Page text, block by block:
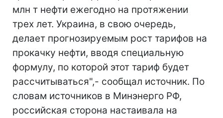
млн т нефти ежегодно на протяжении
трех лет. Украина, в свою очередь,
делает прогнозируемым рост тарифов на
прокачку нефти, вводя специальную
формулу, по которой этот тариф будет
рассчитываться",- сообщал источник. По
словам источников в Минэнерго РФ,
российская сторона настаивала на